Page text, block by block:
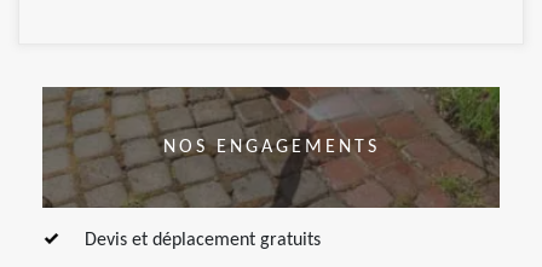
NOS ENGAGEMENTS
Devis et déplacement gratuits